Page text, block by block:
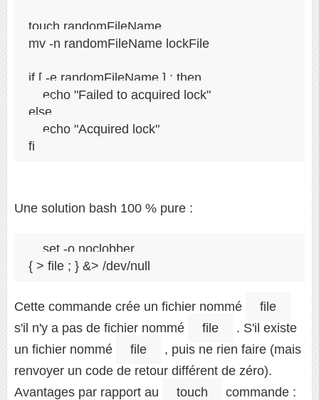
touch randomFileName
mv -n randomFileName lockFile
if [ -e randomFileName ] ; then
    echo "Failed to acquired lock"
else
    echo "Acquired lock"
Une solution bash 100 % pure :
set -o noclobber
Cette commande crée un fichier nommé
file
s'il n'y a pas de fichier nommé
file
. S'il existe
un fichier nommé
file
, puis ne rien faire (mais
renvoyer un code de retour différent de zéro).
Avantages par rapport au
touch
commande :